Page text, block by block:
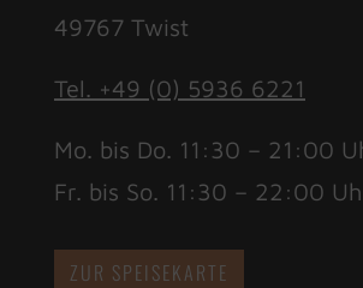
49767 Twist
Tel. +49 (0) 5936 6221
Mo. bis Do. 11:30 – 21:00
Fr. bis So. 11:30 – 22:00
ZUR SPEISEKARTE